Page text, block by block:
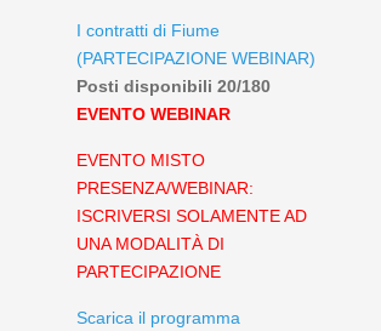
I contratti di Fiume
(PARTECIPAZIONE WEBINAR)
Posti disponibili 20/180
EVENTO WEBINAR
EVENTO MISTO
PRESENZA/WEBINAR:
ISCRIVERSI SOLAMENTE AD
UNA MODALITÀ DI
PARTECIPAZIONE
Scarica il programma